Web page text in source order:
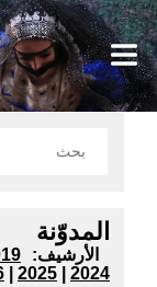
المدوّنة
:الأرشيف
2024
2025